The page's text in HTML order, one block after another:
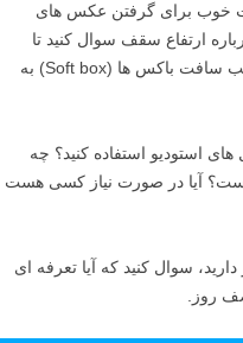
خوب برای گرفتن عکس های
ارتفاع سقف سوال کنید تا
برای نصب پایه ها در ارتفاع مناسب و نصب سافت باکس ها (Soft box) به
های استودیو استفاده کنید؟ چه
آیا در صورت نیاز کسی هست
سوال کنید که آیا تعرفه ای
روز.